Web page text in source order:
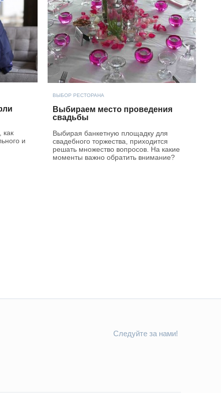
как
и
ВЫБОР РЕСТОРАНА
Выбираем место проведения
свадьбы
Выбирая банкетную площадку для
свадебного торжества, приходится
решать множество вопросов. На какие
моменты важно обратить внимание?
Следуйте за нами!